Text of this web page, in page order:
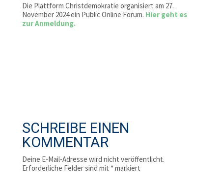
Die Plattform Christdemokratie organisiert am 27.
November 2024 ein Public Online Forum. Hier geht es
zur Anmeldung.
SCHREIBE EINEN
KOMMENTAR
Deine E-Mail-Adresse wird nicht veröffentlicht.
Erforderliche Felder sind mit *markiert